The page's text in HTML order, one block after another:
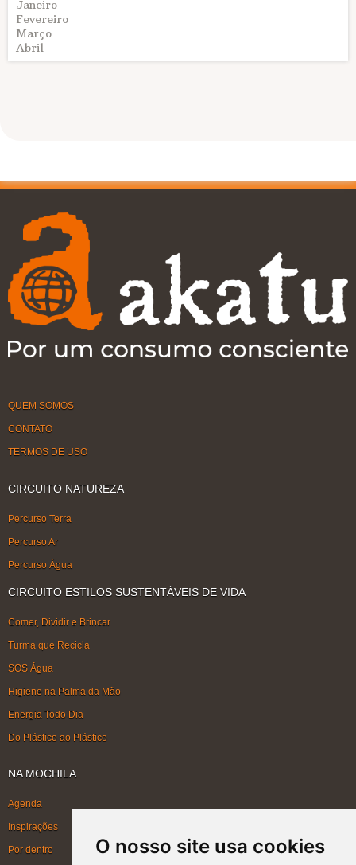
O nosso site usa cookies
Janeiro
Fevereiro
Março
Abril
QUEM SOMOS
CONTATO
TERMOS DE USO
CIRCUITO NATUREZA
Percurso Terra
Percurso Ar
Percurso Água
CIRCUITO ESTILOS SUSTENTÁVEIS DE VIDA
Comer, Dividir e Brincar
Turma que Recicla
SOS Água
Higiene na Palma da Mão
Energia Todo Dia
Do Plástico ao Plástico
NA MOCHILA
Agenda
Inspirações
Por dentro